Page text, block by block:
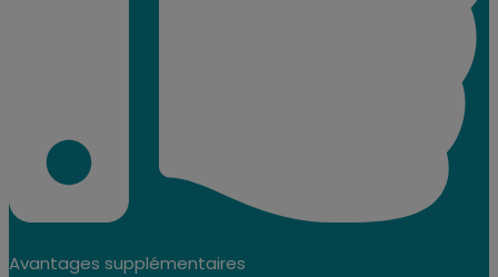
Avantages supplémentaires